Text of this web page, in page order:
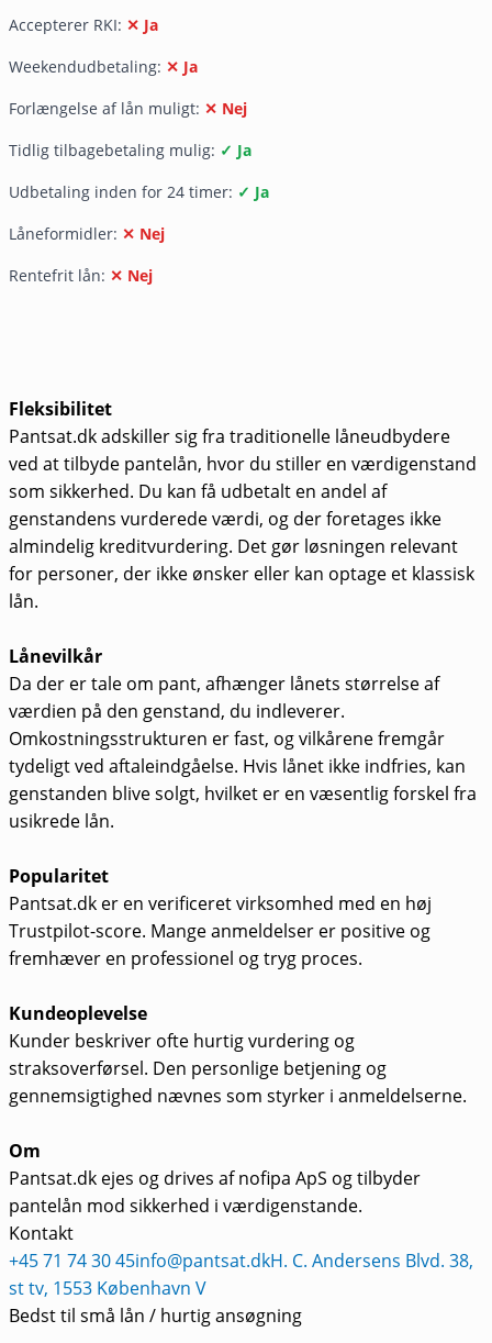
Accepterer RKI: ✕ Ja
Weekendudbetaling: ✕ Ja
Forlængelse af lån muligt: ✕ Nej
Tidlig tilbagebetaling mulig: ✓ Ja
Udbetaling inden for 24 timer: ✓ Ja
Låneformidler: ✕ Nej
Rentefrit lån: ✕ Nej
Fleksibilitet
Pantsat.dk adskiller sig fra traditionelle låneudbydere
ved at tilbyde pantelån, hvor du stiller en værdigenstand
som sikkerhed. Du kan få udbetalt en andel af
genstandens vurderede værdi, og der foretages ikke
almindelig kreditvurdering. Det gør løsningen relevant
for personer, der ikke ønsker eller kan optage et klassisk
lån.
Lånevilkår
Da der er tale om pant, afhænger lånets størrelse af
værdien på den genstand, du indleverer.
Omkostningsstrukturen er fast, og vilkårene fremgår
tydeligt ved aftaleindgåelse. Hvis lånet ikke indfries, kan
genstanden blive solgt, hvilket er en væsentlig forskel fra
usikrede lån.
Popularitet
Pantsat.dk er en verificeret virksomhed med en høj
Trustpilot-score. Mange anmeldelser er positive og
fremhæver en professionel og tryg proces.
Kundeoplevelse
Kunder beskriver ofte hurtig vurdering og
straksoverførsel. Den personlige betjening og
gennemsigtighed nævnes som styrker i anmeldelserne.
Om
Pantsat.dk ejes og drives af nofipa ApS og tilbyder
pantelån mod sikkerhed i værdigenstande.
Kontakt
+45 71 74 30 45info@pantsat.dkH. C. Andersens Blvd. 38,
st tv, 1553 København V
Bedst til små lån / hurtig ansøgning